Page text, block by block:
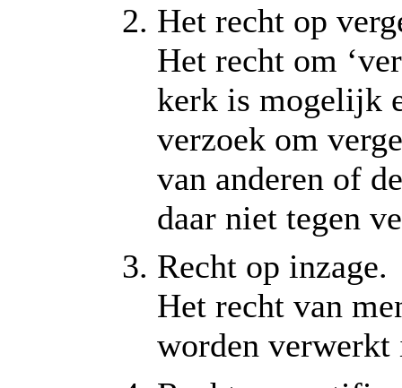
Het recht op
Het recht om
kerk is mogelijk
verzoek om
van anderen of
daar niet tegen
Recht op inzage.
Het recht van
worden verwerkt